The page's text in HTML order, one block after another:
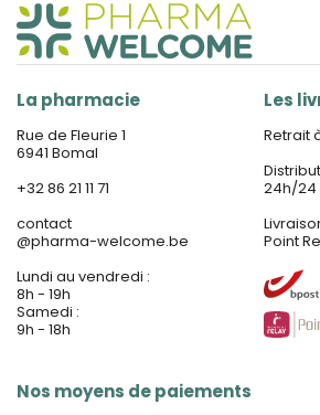
La pharmacie
Rue de Fleurie 1
6941 Bomal
+32 86 21 11 71
contact
@pharma-welcome.be
Lundi au vendredi :
8h - 19h
Samedi :
9h - 18h
Nos moyens de paiements
Les
Retrait
24h/24
Point